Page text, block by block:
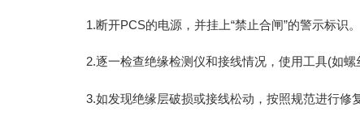
1.断开PCS的电源，并挂上“禁止合闸”的警示标识。
2.逐一检查绝缘检测仪和接线情况，使用工具(如
3.如发现绝缘层破损或接线松动，按照规范进行修